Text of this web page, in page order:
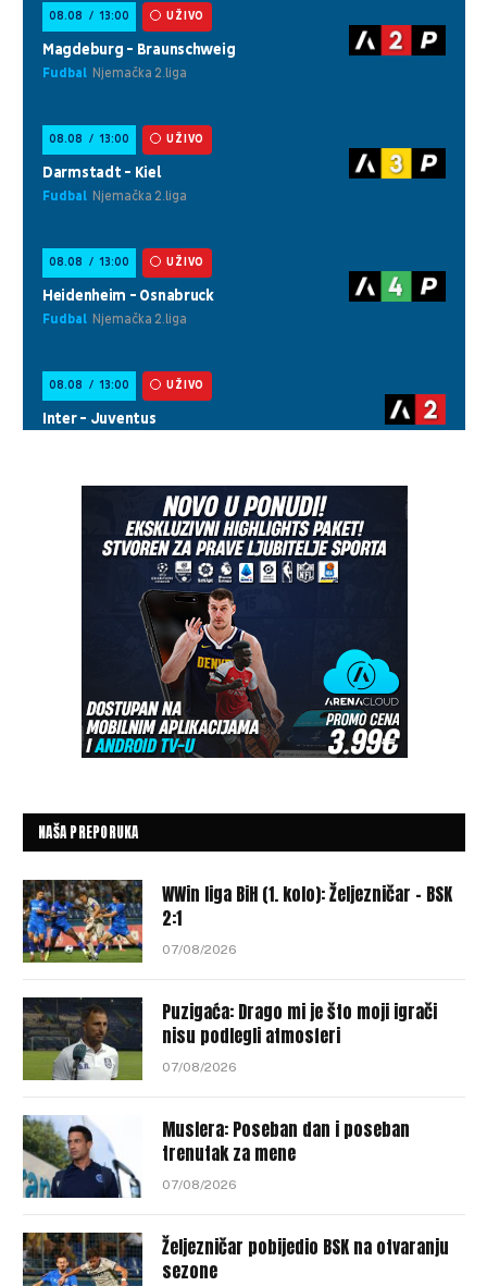
NAŠA PREPORUKA
WWin liga BiH (1. kolo): Željezničar – BSK
2:1
07/08/2026
Puzigaća: Drago mi je što moji igrači
nisu podlegli atmosferi
07/08/2026
Muslera: Poseban dan i poseban
trenutak za mene
07/08/2026
Željezničar pobijedio BSK na otvaranju
sezone